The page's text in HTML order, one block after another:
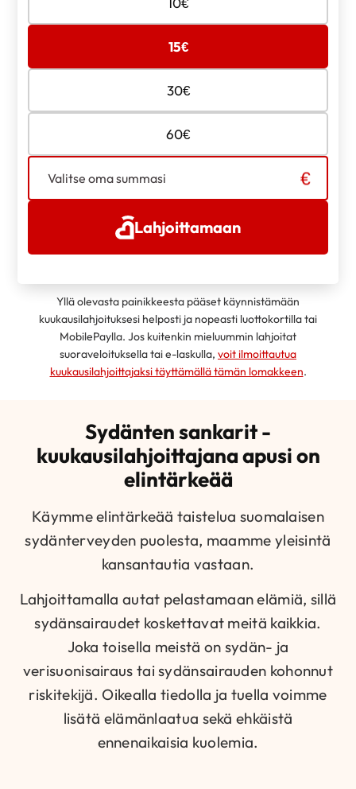
määrä
15€
30€
60€
Valitse oma summasi
Lahjoittamaan
Yllä olevasta painikkeesta pääset käynnistämään
kuukausilahjoituksesi helposti ja nopeasti luottokortilla tai
MobilePaylla. Jos kuitenkin mieluummin lahjoitat
suoraveloituksella tai e-laskulla, voit ilmoittautua
kuukausilahjoittajaksi täyttämällä tämän lomakkeen.
Sydänten sankarit -
kuukausilahjoittajana apusi on
elintärkeää
Käymme elintärkeää taistelua suomalaisen
sydänterveyden puolesta, maamme yleisintä
kansantautia vastaan.
Lahjoittamalla autat pelastamaan elämiä, sillä
sydänsairaudet koskettavat meitä kaikkia.
Joka toisella meistä on sydän- ja
verisuonisairaus tai sydänsairauden kohonnut
riskitekijä. Oikealla tiedolla ja tuella voimme
lisätä elämänlaatua sekä ehkäistä
ennenaikaisia kuolemia.